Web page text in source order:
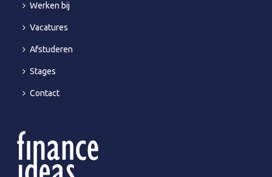
Werken bij
Vacatures
Afstuderen
Stages
Contact